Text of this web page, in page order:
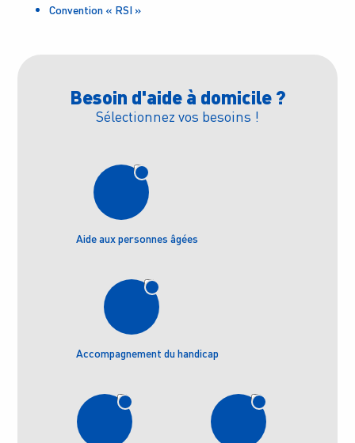
Convention « RSI »
Besoin d'aide à domicile ?
Sélectionnez vos besoins !
Aide aux personnes âgées
Accompagnement du handicap